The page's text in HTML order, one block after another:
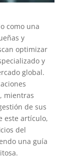
como una
y
optimizar
y
global.
mientras
de sus
este artículo,
del
una guía